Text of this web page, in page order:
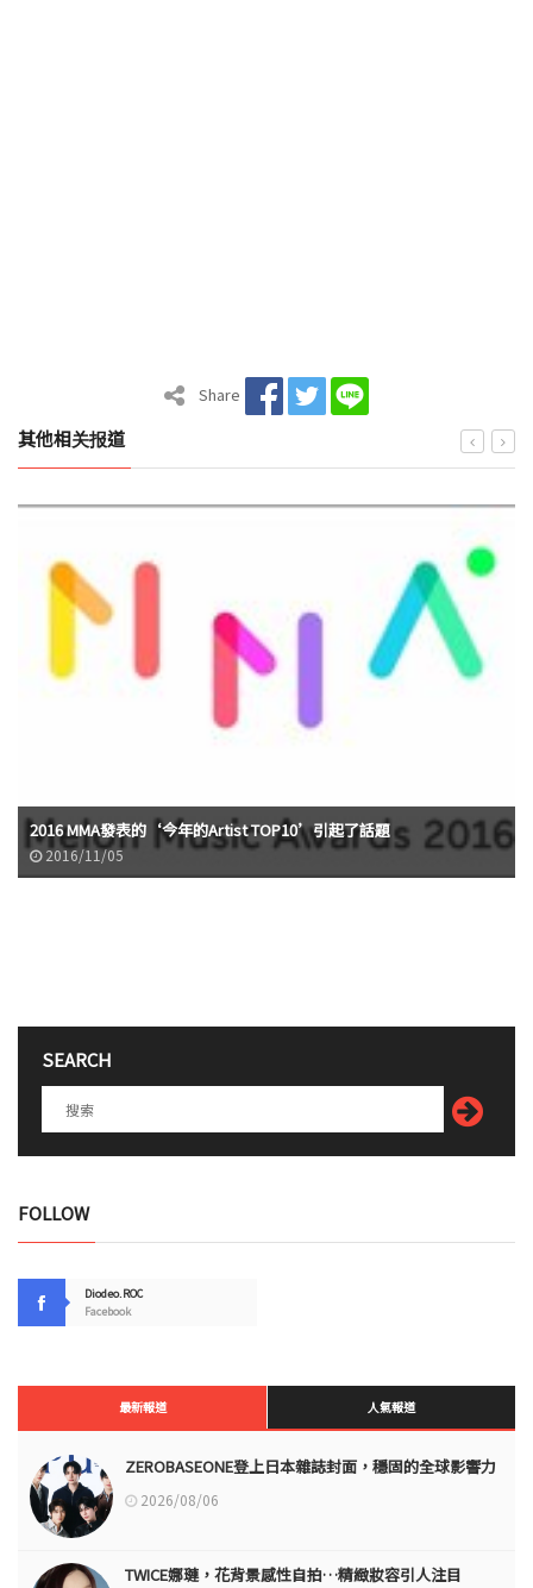
Share
其他相关报道
2016 MMA發表的‘今年的Artist TOP10’引起了話題
2016/11/05
SEARCH
FOLLOW
Diodeo.ROC
Facebook
最新報道 人氣報道
ZEROBASEONE登上日本雜誌封面，穩固的全球影響力
2026/08/06
TWICE娜璉，花背景感性自拍…精緻妝容引人注目